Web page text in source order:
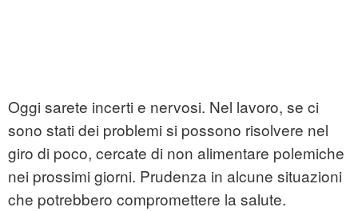
Oggi sarete incerti e nervosi. Nel lavoro, se ci
sono stati dei problemi si possono risolvere nel
giro di poco, cercate di non alimentare polemiche
nei prossimi giorni. Prudenza in alcune situazioni
che potrebbero compromettere la salute.